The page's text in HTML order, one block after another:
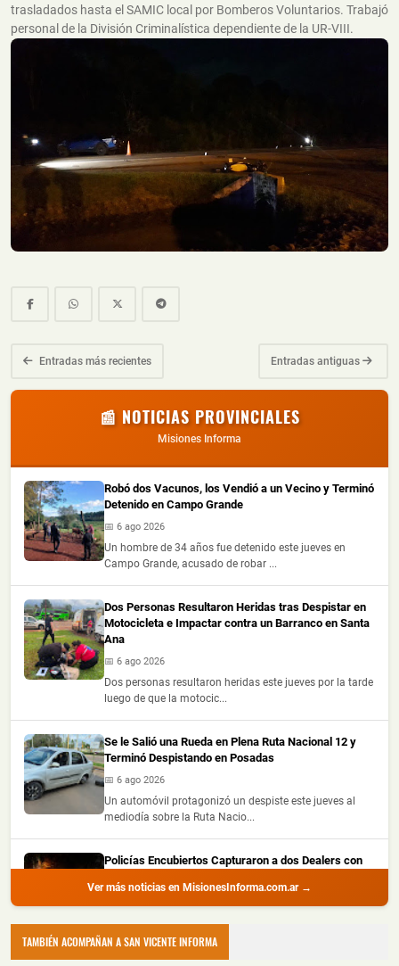
trasladados hasta el SAMIC local por Bomberos Voluntarios. Trabajó
personal de la División Criminalística dependiente de la UR-VIII.
Entradas más recientes Entradas antiguas
📰 NOTICIAS PROVINCIALES
Misiones Informa
Robó dos Vacunos, los Vendió a un Vecino y Terminó
Detenido en Campo Grande
📅 6 ago 2026
Un hombre de 34 años fue detenido este jueves en
Campo Grande, acusado de robar ...
Dos Personas Resultaron Heridas tras Despistar en
Motocicleta e Impactar contra un Barranco en Santa
Ana
📅 6 ago 2026
Dos personas resultaron heridas este jueves por la tarde
luego de que la motocic...
Se le Salió una Rueda en Plena Ruta Nacional 12 y
Terminó Despistando en Posadas
📅 6 ago 2026
Un automóvil protagonizó un despiste este jueves al
mediodía sobre la Ruta Nacio...
Policías Encubiertos Capturaron a dos Dealers con
Puerto Iguazú
Dos presuntos dealers fueron demorados durante
Ver más noticias en MisionesInforma.com.ar →
TAMBIÉN ACOMPAÑAN A SAN VICENTE INFORMA